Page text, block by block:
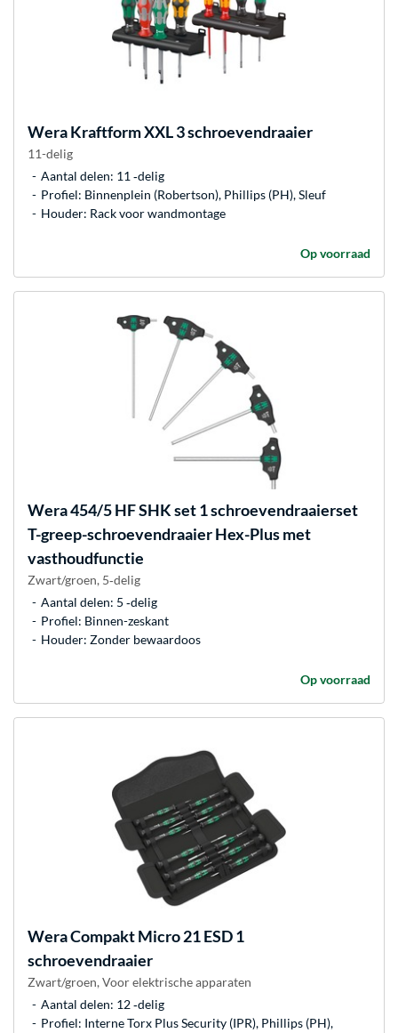
WeraKraftform XXL 3 schroevendraaier
11-delig
Aantal delen: 11 ‐delig
Profiel: Binnenplein (Robertson), Phillips (PH), Sleuf
Houder: Rack voor wandmontage
Op voorraad
Wera454/5 HF SHK set 1 schroevendraaierset
T-greep-schroevendraaier Hex-Plus met
vasthoudfunctie
Zwart/groen, 5‑delig
Aantal delen: 5 ‐delig
Profiel: Binnen-zeskant
Houder: Zonder bewaardoos
Op voorraad
WeraCompakt Micro 21 ESD 1
schroevendraaier
Zwart/groen, Voor elektrische apparaten
Aantal delen: 12 ‐delig
Profiel: Interne Torx Plus Security (IPR), Phillips (PH),